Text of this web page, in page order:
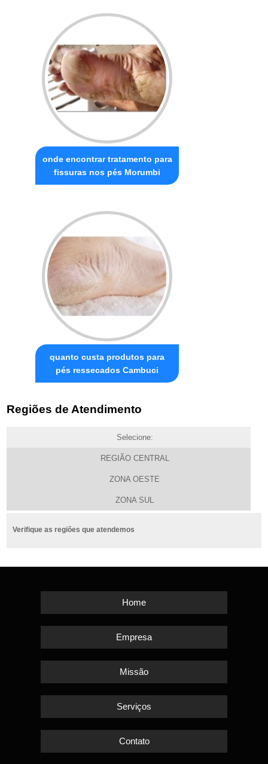
onde encontrar tratamento para
fissuras nos pés Morumbi
quanto custa produtos para
pés ressecados Cambuci
Regiões de Atendimento
Selecione:
REGIÃO CENTRAL
ZONA OESTE
ZONA SUL
Verifique as regiões que atendemos
Home
Empresa
Missão
Serviços
Contato